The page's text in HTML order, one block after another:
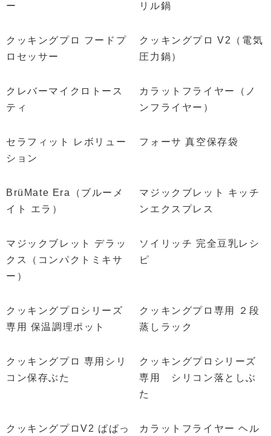
ー
リル鍋
クッキングプロ フードプ
ロセッサー
クッキングプロ V2（電気
圧力鍋）
クレバーマイクロトース
ティ
カラットフライヤー（ノ
ンフライヤー）
セラフィット レボリュー
ション
フォーサ 真空保存袋
BrüMate Era（ブルーメ
イト エラ）
マジックブレット キッチ
ンエクスプレス
マジックブレット デラッ
クス（コンパクトミキサ
ー）
ソイリッチ 完全豆乳レシ
ピ
クッキングプロシリーズ
専用 保温調理ポット
クッキングプロ専用 ２段
蒸しラック
クッキングプロ 専用シリ
コン保存ぶた
クッキングプロシリーズ
専用 シリコン落としぶ
た
クッキングプロV2 ぱぱっ
カラットフライヤー ヘル